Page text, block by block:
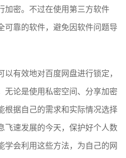
加密。不过在使用第三方软件
可靠的软件，避免因软件问题导
有效地对百度网盘进行锁定，
无论是使用私密空间、分享加密
根据自己的需求和实际情况选择
飞速发展的今天，保护好个人数
学会利用这些方法，为自己的网